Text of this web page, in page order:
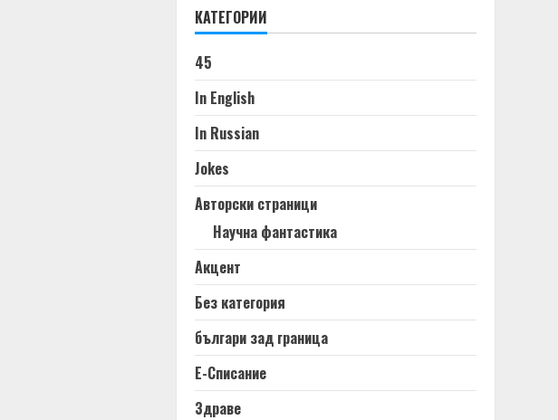
КАТЕГОРИИ
45
In English
In Russian
Jokes
Авторски страници
Научна фантастика
Акцент
Без категория
българи зад граница
Е-Списание
Здраве